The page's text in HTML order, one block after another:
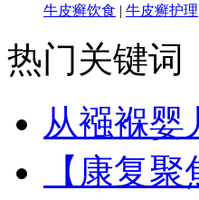
牛皮癣饮食 | 牛皮癣护理
热门关键词
从襁褓婴
【康复